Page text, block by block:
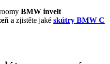
BMW invelt
a zjistěte jaké skútry BMW C